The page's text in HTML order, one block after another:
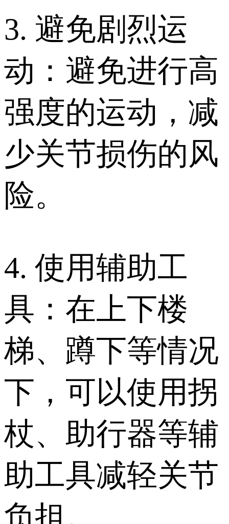
3. 避免剧烈运
动：避免进行高
强度的运动，减
少关节损伤的风
险。
4. 使用辅助工
具：在上下楼
梯、蹲下等情况
下，可以使用拐
杖、助行器等辅
助工具减轻关节
负担。